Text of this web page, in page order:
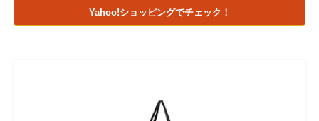
Yahoo!ショッピングでチェック！